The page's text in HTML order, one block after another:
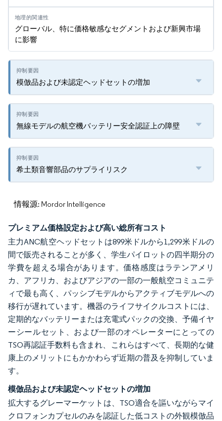
グローバル、特に価格敏感なセグメントおよび新興市場
に影響
模倣品および未認定ヘッドセットの増加
無線モデルの航空機バッテリー安全認証上の障壁
希土類音響部品のサプライリスク
情報源: Mordor Intelligence
プレミアム価格設定および高い総所有コスト
主力ANC航空ヘッドセットは899米ドルから1,299米ドルの
間で販売されることが多く、学生パイロットの四半期分の
学費を超える場合があります。価格感度はラテンアメリ
カ、アフリカ、およびアジアの一部の一般航空コミュニテ
ィで最も高く、パッシブモデルからアクティブモデルへの
移行が遅れています。機器のライフサイクルコストには、
定期的なバッテリーまたは充電式パックの交換、予備イヤ
ーシールセット、および一部のオペレーターにとっての
TSO再認証手数料も含まれ、これらはすべて、長期的な健
康上のメリットにもかかわらず近期の普及を抑制していま
す。
模倣品および未認定ヘッドセットの増加
拡大するグレーマーケットは、TSO適合を謳いながらマイ
クロフォンカプセルのみを認証した低コストの外観模倣品